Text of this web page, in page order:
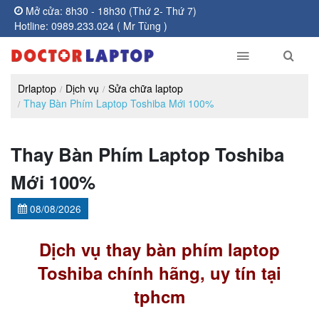
Mở cửa: 8h30 - 18h30 (Thứ 2- Thứ 7)
Hotline: 0989.233.024 ( Mr Tùng )
Drlaptop Dịch vụ
Sửa chữa laptop
Thay Bàn Phím Laptop Toshiba Mới 100%
Thay Bàn Phím Laptop Toshiba
Mới 100%
08/08/2026
Dịch vụ thay bàn phím laptop
Toshiba chính hãng, uy tín tại
tphcm